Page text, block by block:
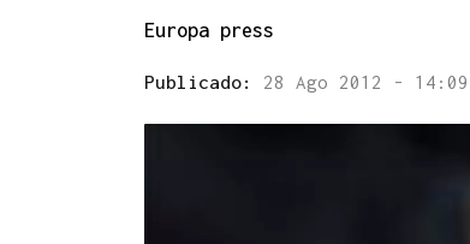
Europa press
Publicado: 28 Ago 2012 - 14:09